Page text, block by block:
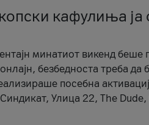
кафулиња ја
минатиот викенд беше
безбедноста треба да
посебна
Улица 22, The Dude,